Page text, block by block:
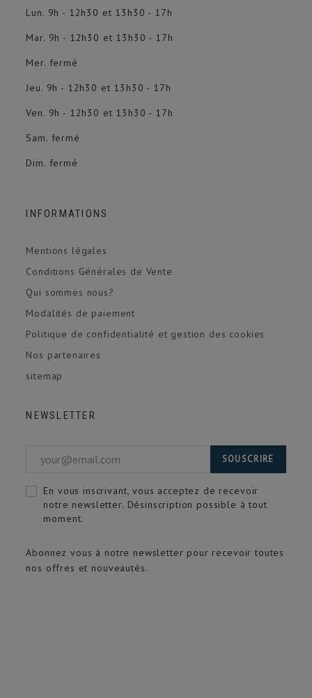
Lun. 9h - 12h30 et 13h30 - 17h
Mar. 9h - 12h30 et 13h30 - 17h
Mer. fermé
Jeu. 9h - 12h30 et 13h30 - 17h
Ven. 9h - 12h30 et 13h30 - 17h
Sam. fermé
Dim. fermé
INFORMATIONS
Mentions légales
Conditions Générales de Vente
Qui sommes nous?
Modalités de paiement
Politique de confidentialité et gestion des cookies
Nos partenaires
sitemap
NEWSLETTER
Abonnez vous à notre newsletter pour recevoir toutes
nos offres et nouveautés.
SOUSCRIRE
En vous inscrivant, vous acceptez de recevoir
notre newsletter. Désinscription possible à tout
moment.